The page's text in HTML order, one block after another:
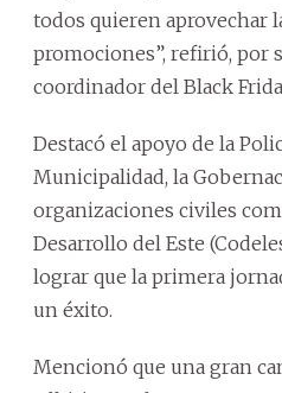
todos quieren aprovechar
promociones”, refirió, por
coordinador del Black
Destacó el apoyo de la
Municipalidad, la
organizaciones civiles
Desarrollo del Este
lograr que la primera
un éxito.
Mencionó que una gran